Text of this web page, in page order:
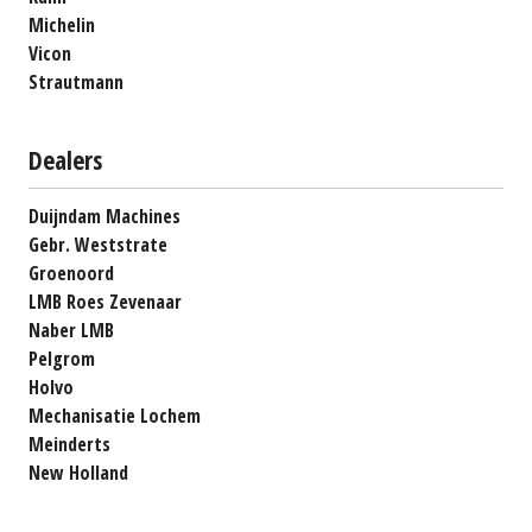
Michelin
Vicon
Strautmann
Dealers
Duijndam Machines
Gebr. Weststrate
Groenoord
LMB Roes Zevenaar
Naber LMB
Pelgrom
Holvo
Mechanisatie Lochem
Meinderts
New Holland